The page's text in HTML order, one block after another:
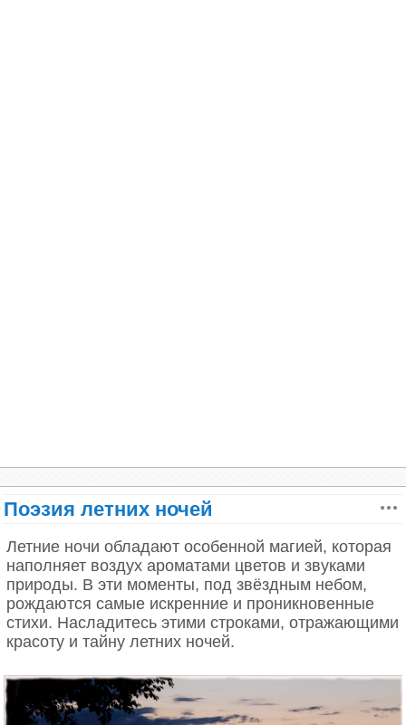
Осенью в Москве на бульварах вывешивают
дощечки с надписью «Осторожно, листопад!»
Осень, осень! Над Москвою
Журавли, туман и дым.
Златосумрачной листвою
Загораются сады.
И дощечки на бульварах
всем прохожим говорят,
«Осторожно, листопад!»
О, как сердцу одиноко
в переулочке чужом!
Поэзия летних ночей
Летние ночи обладают особенной магией, которая
наполняет воздух ароматами цветов и звуками
природы. В эти моменты, под звёздным небом,
рождаются самые искренние и проникновенные
стихи. Насладитесь этими строками, отражающими
красоту и тайну летних ночей.